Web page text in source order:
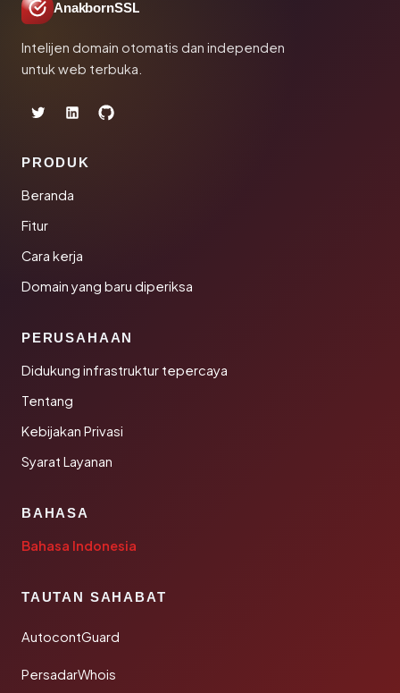
AnakbornSSL
Intelijen domain otomatis dan independen
untuk web terbuka.
PRODUK
Beranda
Fitur
Cara kerja
Domain yang baru diperiksa
PERUSAHAAN
Didukung infrastruktur tepercaya
Tentang
Kebijakan Privasi
Syarat Layanan
BAHASA
Bahasa Indonesia
TAUTAN SAHABAT
AutocontGuard
PersadarWhois